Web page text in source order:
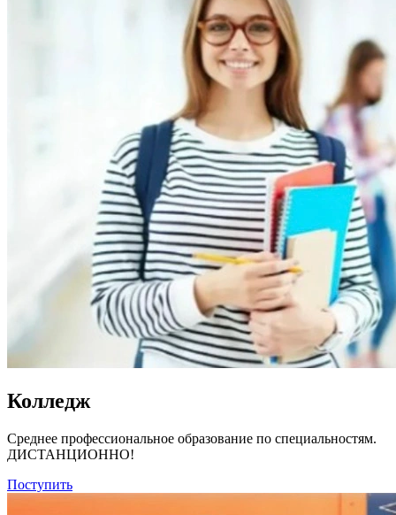
Колледж
Среднее профессиональное образование по специальностям.
ДИСТАНЦИОННО!
Поступить